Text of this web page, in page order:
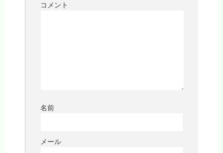
コメント
名前
メール